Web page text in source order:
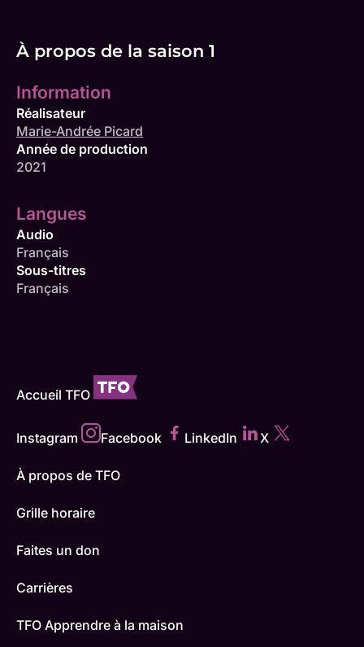
À propos de la saison 1
Information
Réalisateur
Marie-Andrée Picard
Année de production
2021
Langues
Audio
Français
Sous-titres
Français
Accueil TFO
Instagram Facebook LinkedIn X
À propos de TFO
Grille horaire
Faites un don
Carrières
TFO Apprendre à la maison